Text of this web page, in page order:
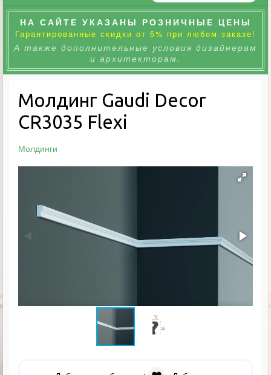
НА САЙТЕ УКАЗАНЫ РОЗНИЧНЫЕ ЦЕНЫ
Гарантированные скидки от 5% при любом заказе!
А также дополнительные условия дизайнерам
и архитекторам.
Молдинг Gaudi Decor
CR3035 Flexi
Молдинги